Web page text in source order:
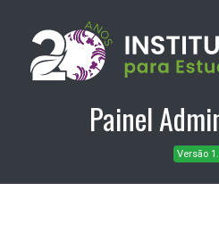
Painel
Versão